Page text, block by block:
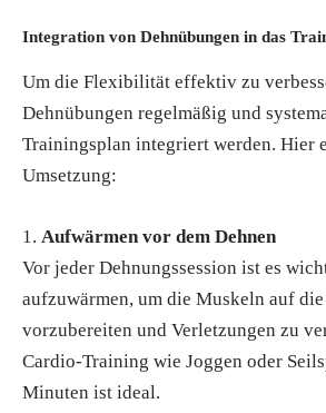
Integration von Dehnübungen in das
Um die Flexibilität effektiv zu
Dehnübungen regelmäßig und
Trainingsplan integriert werden. Hier
Umsetzung:
Aufwärmen vor dem Dehnen
Vor jeder Dehnungssession ist es
aufzuwärmen, um die Muskeln auf
vorzubereiten und Verletzungen zu
Cardio-Training wie Joggen oder
Minuten ist ideal.